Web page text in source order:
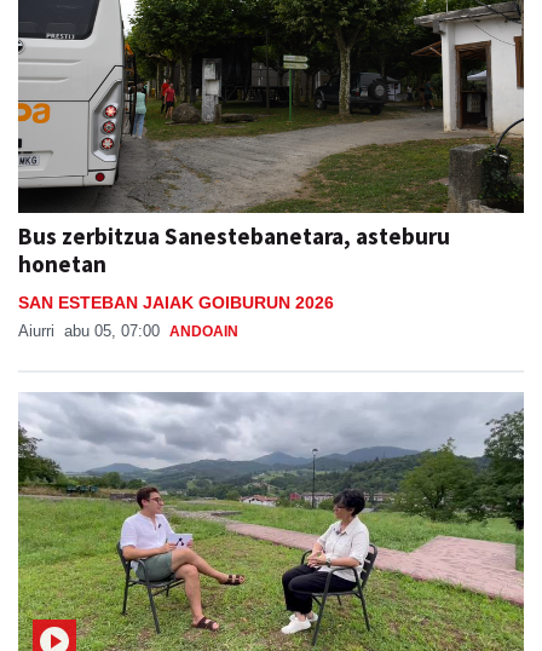
Bus zerbitzua Sanestebanetara, asteburu
honetan
SAN ESTEBAN JAIAK GOIBURUN 2026
Aiurri abu 05, 07:00 ANDOAIN